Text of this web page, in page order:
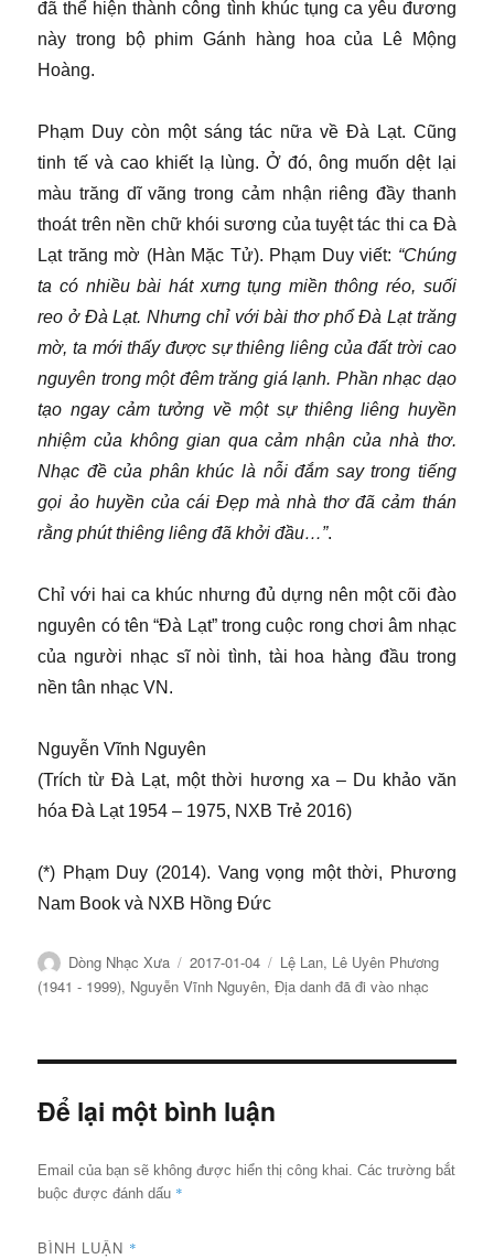
đã thể hiện thành công tình khúc tụng ca yêu đương
này trong bộ phim Gánh hàng hoa của Lê Mộng
Hoàng.
Phạm Duy còn một sáng tác nữa về Đà Lạt. Cũng
tinh tế và cao khiết lạ lùng. Ở đó, ông muốn dệt lại
màu trăng dĩ vãng trong cảm nhận riêng đầy thanh
thoát trên nền chữ khói sương của tuyệt tác thi ca Đà
Lạt trăng mờ (Hàn Mặc Tử). Phạm Duy viết: “Chúng
ta có nhiều bài hát xưng tụng miền thông réo, suối
reo ở Đà Lạt. Nhưng chỉ với bài thơ phổ Đà Lạt trăng
mờ, ta mới thấy được sự thiêng liêng của đất trời cao
nguyên trong một đêm trăng giá lạnh. Phần nhạc dạo
tạo ngay cảm tưởng về một sự thiêng liêng huyền
nhiệm của không gian qua cảm nhận của nhà thơ.
Nhạc đề của phân khúc là nỗi đắm say trong tiếng
gọi ảo huyền của cái Đẹp mà nhà thơ đã cảm thán
rằng phút thiêng liêng đã khởi đầu…”.
Chỉ với hai ca khúc nhưng đủ dựng nên một cõi đào
nguyên có tên “Đà Lạt” trong cuộc rong chơi âm nhạc
của người nhạc sĩ nòi tình, tài hoa hàng đầu trong
nền tân nhạc VN.
Nguyễn Vĩnh Nguyên
(Trích từ Đà Lạt, một thời hương xa – Du khảo văn
hóa Đà Lạt 1954 – 1975, NXB Trẻ 2016)
(*) Phạm Duy (2014). Vang vọng một thời, Phương
Nam Book và NXB Hồng Đức
Tác
giả
Dòng Nhạc Xưa
Đăng
ngày
2017-01-04
Chuyên
mục
Lệ Lan, Lê Uyên Phương
(1941 - 1999), Nguyễn Vĩnh Nguyên,Địa danh đã đi vào nhạc
Để lại một bình luận
Email của bạn sẽ không được hiển thị công khai.
Các trường bắt
buộc được đánh dấu *
BÌNH LUẬN *